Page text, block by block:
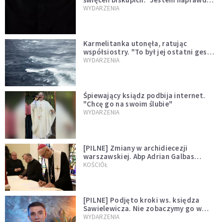
niegodny"
WYDARZENIA
Karmelitanka utonęła, ratując
współsiostry. "To był jej ostatni gest
miłości"
WYDARZENIA
Śpiewający ksiądz podbija internet.
"Chcę go na swoim ślubie"
WYDARZENIA
[PILNE] Zmiany w archidiecezji
warszawskiej. Abp Adrian Galbas
wręczył dekrety nowym proboszczom
KOŚCIÓŁ
[PILNE] Podjęto kroki ws. księdza
Sawielewicza. Nie zobaczymy go w
mediach
WYDARZENIA